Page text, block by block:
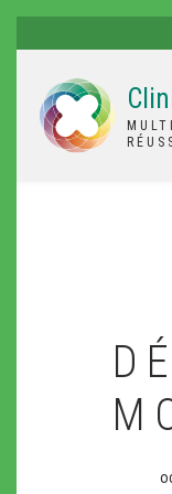
Aller
principal